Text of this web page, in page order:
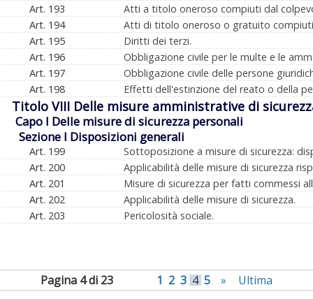
Art. 193
Atti a titolo oneroso compiuti dal
Art. 194
Atti di titolo oneroso o gratuito
Art. 195
Diritti dei terzi.
Art. 196
Obbligazione civile per le multe e le
Art. 197
Obbligazione civile delle persone
Art. 198
Effetti dell'estinzione del reato o della
Titolo VIII Delle misure amministrative di
Capo I Delle misure di sicurezza personali
Sezione I Disposizioni generali
Art. 199
Sottoposizione a misure di sicurezza:
Art. 200
Applicabilità delle misure di sicurezza
Art. 201
Misure di sicurezza per fatti commessi
Art. 202
Applicabilità delle misure di sicurezza.
Art. 203
Pericolosità sociale.
Pagina 4 di 23 1 2 3 4 5 » Ultima